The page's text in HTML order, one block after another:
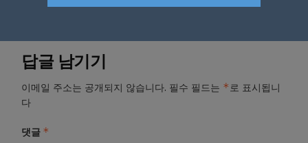
답글 남기기
이메일 주소는 공개되지 않습니다. 필수 필드는 *로 표시됩니
다
댓글 *